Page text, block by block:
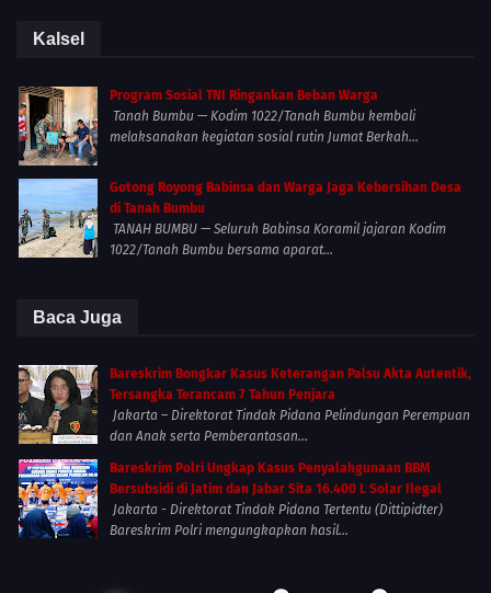
Kalsel
Program Sosial TNI Ringankan Beban Warga
Tanah Bumbu — Kodim 1022/Tanah Bumbu kembali
melaksanakan kegiatan sosial rutin Jumat Berkah...
Gotong Royong Babinsa dan Warga Jaga Kebersihan Desa
di Tanah Bumbu
TANAH BUMBU — Seluruh Babinsa Koramil jajaran Kodim
1022/Tanah Bumbu bersama aparat...
Baca Juga
Bareskrim Bongkar Kasus Keterangan Palsu Akta Autentik,
Tersangka Terancam 7 Tahun Penjara
Jakarta – Direktorat Tindak Pidana Pelindungan Perempuan
dan Anak serta Pemberantasan...
Bareskrim Polri Ungkap Kasus Penyalahgunaan BBM
Bersubsidi di Jatim dan Jabar Sita 16.400 L Solar Ilegal
Jakarta - Direktorat Tindak Pidana Tertentu (Dittipidter)
Bareskrim Polri mengungkapkan hasil...